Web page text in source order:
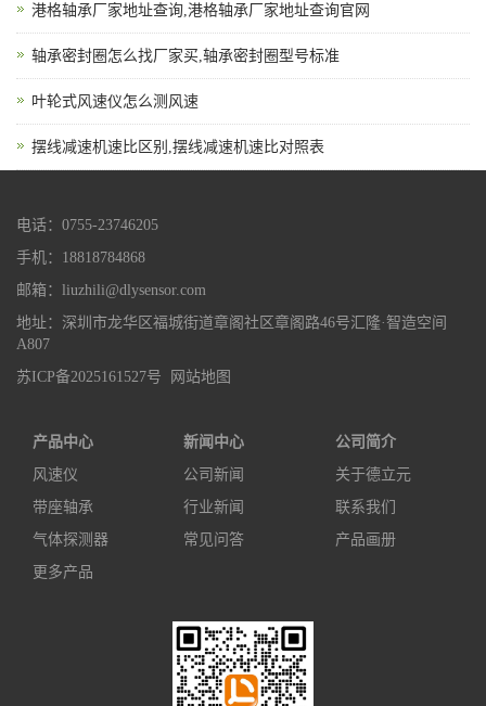
港格轴承厂家地址查询,港格轴承厂家地址查询官网
轴承密封圈怎么找厂家买,轴承密封圈型号标准
叶轮式风速仪怎么测风速
摆线减速机速比区别,摆线减速机速比对照表
电话：0755-23746205
手机：18818784868
邮箱：liuzhili@dlysensor.com
地址：深圳市龙华区福城街道章阁社区章阁路46号汇隆·智造空间
A807
苏ICP备2025161527号
网站地图
产品中心
风速仪
带座轴承
气体探测器
更多产品
新闻中心
公司新闻
行业新闻
常见问答
公司简介
关于德立元
联系我们
产品画册